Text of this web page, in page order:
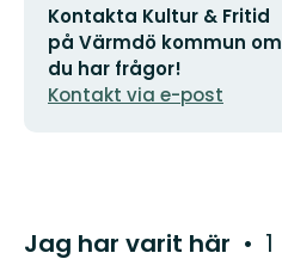
E-
postadress
Kontakta Kultur & Fritid
på Värmdö kommun om
du har frågor!
Kontakt via e-post
Jag har varit här 1